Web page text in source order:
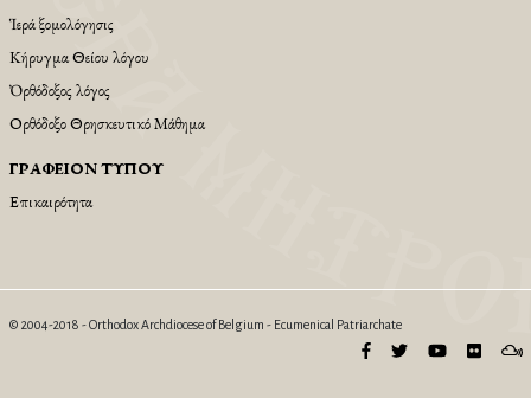
Ἱερά Ἐξομολόγησις
Κήρυγμα Θείου λόγου
Ὀρθόδοξος λόγος
Ορθόδοξο Θρησκευτικό Μάθημα
ΓΡΑΦΕΊΟΝ ΤΎΠΟΥ
Επικαιρότητα
© 2004-2018 - Orthodox Archdiocese of Belgium - Ecumenical Patriarchate